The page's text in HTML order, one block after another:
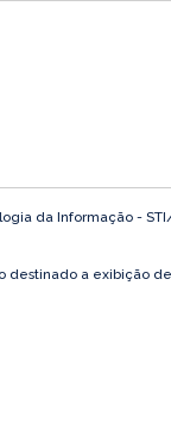
da Informação -
destinado a exibição